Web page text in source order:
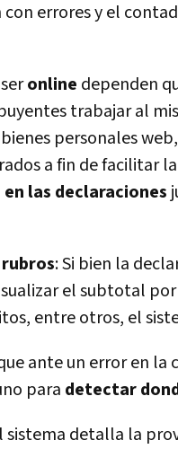
con errores y el
online dependen
trabajar al
personales
a fin de facilitar
las declaraciones
: Si bien la
el subtotal
entre otros, el
ante un error en la
para detectar
sistema detalla la